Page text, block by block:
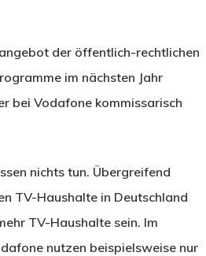
der öffentlich-rechtlichen
im nächsten Jahr
bei Vodafone kommissarisch
nichts tun. Übergreifend
TV-Haushalte in Deutschland
TV-Haushalte sein. Im
nutzen beispielsweise nur